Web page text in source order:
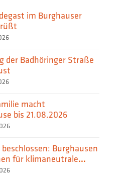
im Burghauser
der Badhöringer Straße
macht
bis 21.08.2026
Burghausen
für klimaneutrale